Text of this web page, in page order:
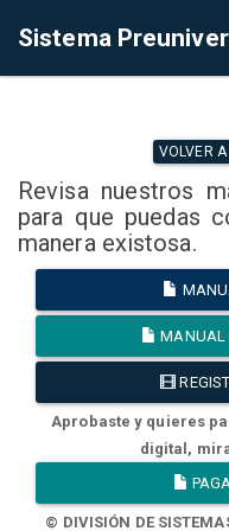
Sistema
VOLVER A
Revisa nuestros
para que puedas
manera existosa.
MANUAL
Aprobaste y quieres
digital,
© DIVISIÓN DE